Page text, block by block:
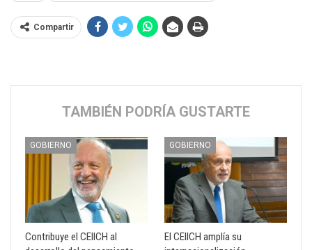
Compartir
TAMBIÉN PODRÍA GUSTARTE
GOBIERNO
Contribuye el CEIICH al
GOBIERNO
El CEIICH amplía su